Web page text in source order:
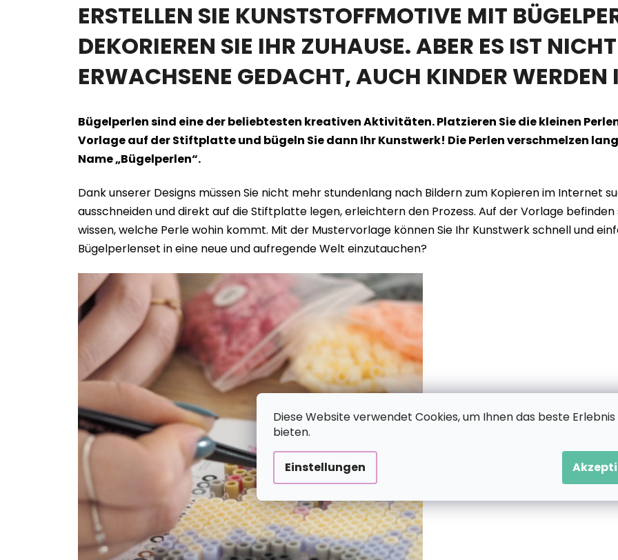
Diese Website verwendet Cookies, um Ihnen das beste Erlebnis
bieten.
Einstellungen
ERSTELLEN SIE KUNSTSTOFFMOTIVE MIT
DEKORIEREN SIE IHR ZUHAUSE. ABER ES IST
ERWACHSENE GEDACHT, AUCH KINDER WERDEN
Bügelperlen sind eine der beliebtesten kreativen Aktivitäten. Platzieren Sie die kleinen
Vorlage auf der Stiftplatte und bügeln Sie dann Ihr Kunstwerk! Die Perlen verschmelzen
Name „Bügelperlen“.
Dank unserer Designs müssen Sie nicht mehr stundenlang nach Bildern zum Kopieren im Internet
ausschneiden und direkt auf die Stiftplatte legen, erleichtern den Prozess. Auf der Vorlage
wissen, welche Perle wohin kommt. Mit der Mustervorlage können Sie Ihr Kunstwerk schnell und
Bügelperlenset in eine neue und aufregende Welt einzutauchen?